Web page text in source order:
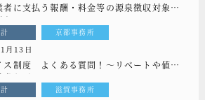
者に支払う報酬・料金等の源泉徴収対象金
!
京都事務所
月13日
ス制度 よくある質問！～リベートや値引
書などについて～
滋賀事務所